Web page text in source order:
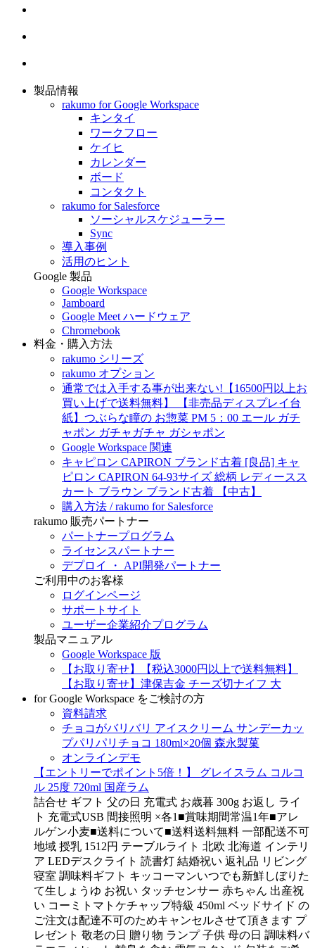
製品情報
rakumo for Google Workspace
キンタイ
ワークフロー
ケイヒ
カレンダー
ボード
コンタクト
rakumo for Salesforce
ソーシャルスケジューラー
Sync
導入事例
活用のヒント
Google 製品
Google Workspace
Jamboard
Google Meet ハードウェア
Chromebook
料金・購入方法
rakumo シリーズ
rakumo オプション
通常では入手する事が出来ない!【16500円以上お
買い上げで送料無料】 【非売品ディスプレイ台
紙】つぶらな瞳の お惣菜 PM 5：00 エール ガチ
ャポン ガチャガチャ ガシャポン
Google Workspace 関連
キャピロン CAPIRON ブランド古着 [良品] キャ
ピロン CAPIRON 64-93サイズ 総柄 レディースス
カート ブラウン ブランド古着 【中古】
購入方法 / rakumo for Salesforce
rakumo 販売パートナー
パートナープログラム
ライセンスパートナー
デプロイ ・ API開発パートナー
ご利用中のお客様
ログインページ
サポートサイト
ユーザー企業紹介プログラム
製品マニュアル
Google Workspace 版
【お取り寄せ】【税込3000円以上で送料無料】
【お取り寄せ】津保吉金 チーズ切ナイフ 大
for Google Workspace をご検討の方
資料請求
チョコがバリバリ アイスクリーム サンデーカッ
プパリパリチョコ 180ml×20個 森永製菓
オンラインデモ
【エントリーでポイント5倍！】 グレイスラム コルコ
ル 25度 720ml 国産ラム
詰合せ ギフト 父の日 充電式 お歳暮 300g お返し ライ
ト 充電式USB 間接照明 ×各1■賞味期間常温1年■アレ
ルゲン小麦■送料について■送料送料無料 一部配送不可
地域 授乳 1512円 テーブルライト 北欧 北海道 インテリ
ア LEDデスクライト 読書灯 結婚祝い 返礼品 リビング
寝室 調味料ギフト キッコーマンいつでも新鮮しぼりた
て生しょうゆ お祝い タッチセンサー 赤ちゃん 出産祝
い コーミトマトケチャップ特級 450ml ベッドサイド の
ご注文は配達不可のためキャンセルさせて頂きます プ
レゼント 敬老の日 贈り物 ランプ 子供 母の日 調味料バ